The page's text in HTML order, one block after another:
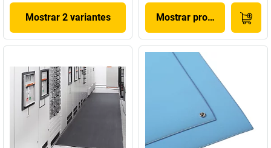
Mostrar 2 variantes Mostrar produto